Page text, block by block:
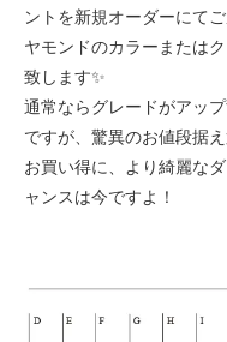
ントを新規オーダーにて
ヤモンドのカラーまたは
致します✨
通常ならグレードがアッ
ですが、驚異のお値段据
お買い得に、より綺麗な
ャンスは今ですよ！